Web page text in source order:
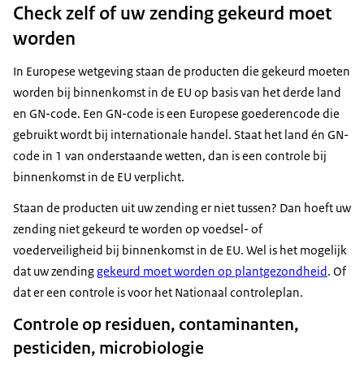
Check zelf of uw zending gekeurd moet
worden
In Europese wetgeving staan de producten die gekeurd moeten
worden bij binnenkomst in de EU op basis van het derde land
en GN-code. Een GN-code is een Europese goederencode die
gebruikt wordt bij internationale handel. Staat het land én GN-
code in 1 van onderstaande wetten, dan is een controle bij
binnenkomst in de EU verplicht.
Staan de producten uit uw zending er niet tussen? Dan hoeft uw
zending niet gekeurd te worden op voedsel- of
voederveiligheid bij binnenkomst in de EU. Wel is het mogelijk
dat uw zendinggekeurd moet worden op plantgezondheid. Of
dat er een controle is voor het Nationaal controleplan.
Controle op residuen, contaminanten,
pesticiden, microbiologie